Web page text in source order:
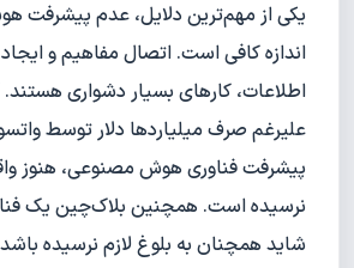
یکی از مهم‌ترین دلایل، عدم پیشرفت
اندازه کافی است. اتصال مفاهیم و
اطلاعات، کارهای بسیار دشواری
پیشرفت فناوری هوش مصنوعی، هنوز
نرسیده است. همچنین بلاک‌چین یک
شاید همچنان به بلوغ لازم نرسیده